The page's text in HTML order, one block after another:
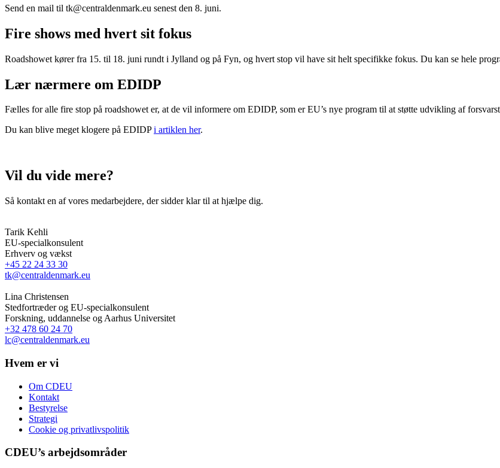
Send en mail til tk@centraldenmark.eu senest den 8. juni.
Fire shows med hvert sit fokus
Roadshowet kører fra 15. til 18. juni rundt i Jylland og på Fyn, og hvert stop vil have sit helt specifikke fokus. Du kan se hele
Lær nærmere om EDIDP
Fælles for alle fire stop på roadshowet er, at de vil informere om EDIDP, som er EU’s nye program til at støtte udvikling af
Du kan blive meget klogere på EDIDPi artiklen her.
Vil du vide mere?
Så kontakt en af vores medarbejdere, der sidder klar til at hjælpe dig.
Tarik Kehli
EU-specialkonsulent
Erhverv og vækst
+45 22 24 33 30
tk@centraldenmark.eu
Lina Christensen
Stedfortræder og EU-specialkonsulent
Forskning, uddannelse og Aarhus Universitet
+32 478 60 24 70
lc@centraldenmark.eu
Hvem er vi
Om CDEU
Kontakt
Bestyrelse
Strategi
Cookie og privatlivspolitik
CDEU’s arbejdsområder